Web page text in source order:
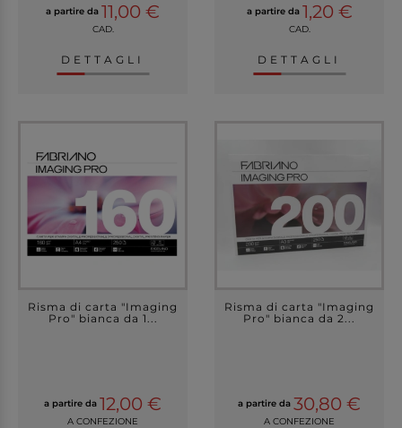
a partire da 11,00 €
CAD.
DETTAGLI
a partire da 1,20 €
CAD.
DETTAGLI
Risma di carta "Imaging
Pro" bianca da 1...
a partire da 12,00 €
A CONFEZIONE
Risma di carta "Imaging
Pro" bianca da 2...
a partire da 30,80 €
A CONFEZIONE